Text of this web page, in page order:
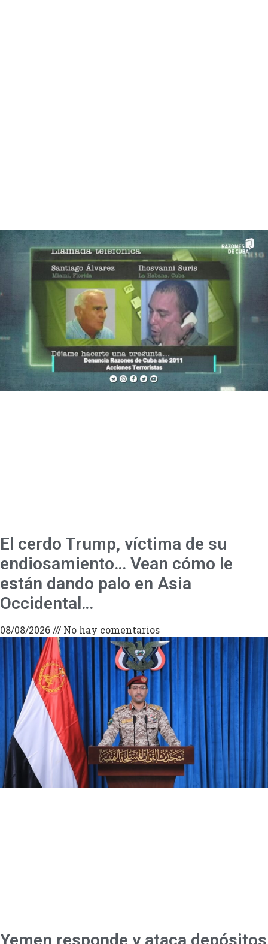
El cerdo Trump, víctima de su
endiosamiento… Vean cómo le
están dando palo en Asia
Occidental…
08/08/2026 No hay comentarios